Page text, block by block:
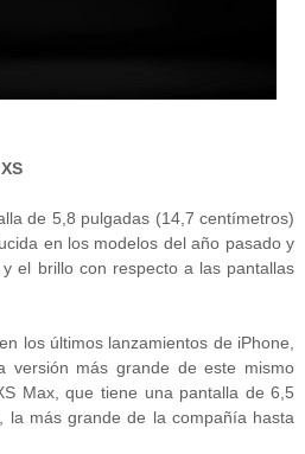
de 5,8 pulgadas (14,7 centímetros)
en los modelos del año pasado y
el brillo con respecto a las pantallas
los últimos lanzamientos de iPhone,
versión más grande de este mismo
Max, que tiene una pantalla de 6,5
la más grande de la compañía hasta